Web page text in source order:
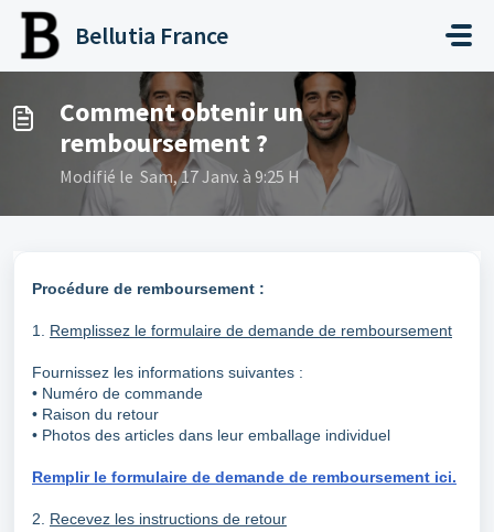
Passer au contenu principal
Bellutia France
Comment obtenir un
remboursement ?
Modifié le Sam, 17 Janv. à 9:25 H
Procédure de remboursement :
1. Remplissez le formulaire de demande de remboursement
Fournissez les informations suivantes :
• Numéro de commande
• Raison du retour
• Photos des articles dans leur emballage individuel
Remplir le formulaire de demande de remboursement ici.
2. Recevez les instructions de retour